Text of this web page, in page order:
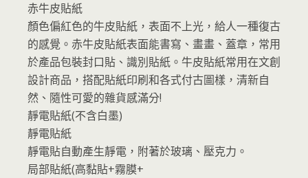
赤牛皮貼紙
顏色偏紅色的牛皮貼紙，表面不上光，給人一種復古
的感覺。赤牛皮貼紙表面能書寫、畫畫、蓋章，常用
於產品包裝封口貼、識別貼紙。牛皮貼紙常用在文創
設計商品，搭配貼紙印刷和各式付古圖樣，清新自
然、隨性可愛的雜貨感滿分!
靜電貼紙(不含白墨)
靜電貼紙
靜電貼自動產生靜電，附著於玻璃、壓克力。
局部貼紙(高黏貼+霧膜+